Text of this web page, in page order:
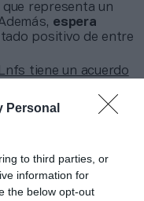
Personal
to third parties, or
information for
the below opt-out
representa un
espera
positivo de entre
Lnfs tiene un acuerdo
la gestora del
se reparten 1,4
en directo que